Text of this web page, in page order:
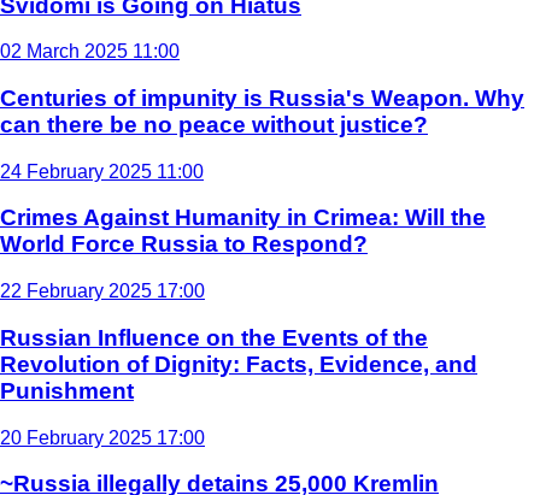
02 March 2025 11:00
Centuries of impunity is Russia's Weapon. Why
can there be no peace without justice?
24 February 2025 11:00
Crimes Against Humanity in Crimea: Will the
World Force Russia to Respond?
22 February 2025 17:00
Russian Influence on the Events of the
Revolution of Dignity: Facts, Evidence, and
Punishment
20 February 2025 17:00
~Russia illegally detains 25,000 Kremlin